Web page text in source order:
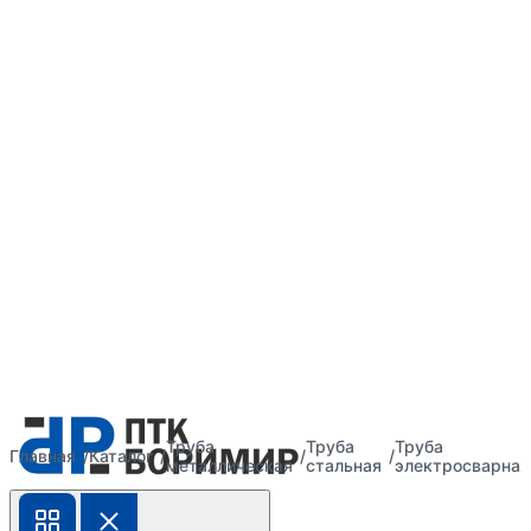
Главная Каталог
Труба
металлическая
Труба
стальная
Труба
электросварная